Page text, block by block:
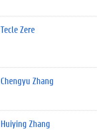
Tecle Zere
Chengyu Zhang
Huiying Zhang